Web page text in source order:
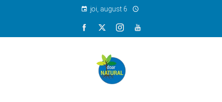
joi, august 6